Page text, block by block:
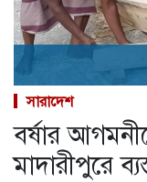
সারাদেশ
বর্ষার
মাদারীপুরে